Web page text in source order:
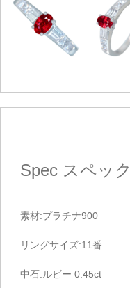
Spec スペック
素材:プラチナ900
リングサイズ:11番
中石:ルビー 0.45ct